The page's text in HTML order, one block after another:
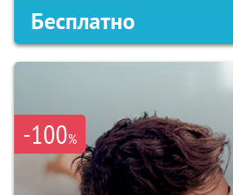
Бесплатно
-100%